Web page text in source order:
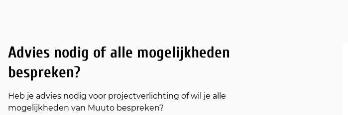
Advies nodig of alle mogelijkheden
bespreken?
Heb je advies nodig voor projectverlichting of wil je alle
mogelijkheden van Muuto bespreken?